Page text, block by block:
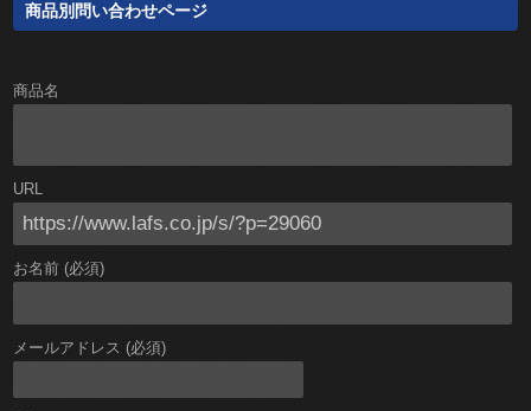
商品別問い合わせページ
商品名
URL
お名前 (必須)
メールアドレス (必須)